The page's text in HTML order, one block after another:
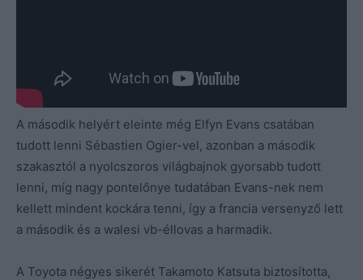
A második helyért eleinte még Elfyn Evans csatában
tudott lenni Sébastien Ogier-vel, azonban a második
szakasztól a nyolcszoros világbajnok gyorsabb tudott
lenni, míg nagy pontelőnye tudatában Evans-nek nem
kellett mindent kockára tenni, így a francia versenyző lett
a második és a walesi vb-éllovas a harmadik.
A Toyota négyes sikerét Takamoto Katsuta biztosította,